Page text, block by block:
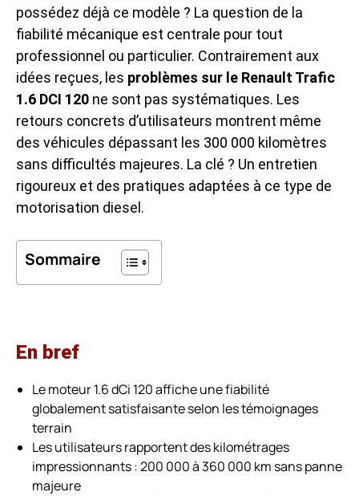
possédez déjà ce modèle ? La question de la
fiabilité mécanique est centrale pour tout
professionnel ou particulier. Contrairement aux
idées reçues, les problèmes sur le Renault Trafic
1.6 DCI 120 ne sont pas systématiques. Les
retours concrets d’utilisateurs montrent même
des véhicules dépassant les 300 000 kilomètres
sans difficultés majeures. La clé ? Un entretien
rigoureux et des pratiques adaptées à ce type de
motorisation diesel.
Sommaire
En bref
Le moteur 1.6 dCi 120 affiche une fiabilité
globalement satisfaisante selon les témoignages
terrain
Les utilisateurs rapportent des kilométrages
impressionnants : 200 000 à 360 000 km sans panne
majeure